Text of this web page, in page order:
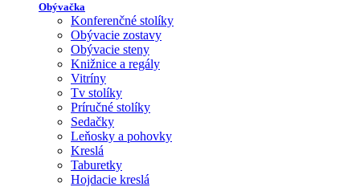
Obývačka
Konferenčné stolíky
Obývacie zostavy
Obývacie steny
Knižnice a regály
Vitríny
Tv stolíky
Príručné stolíky
Sedačky
Leňosky a pohovky
Kreslá
Taburetky
Hojdacie kreslá